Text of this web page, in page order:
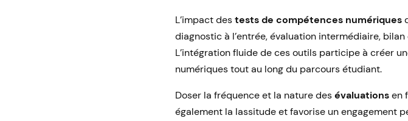
L’impact destests de compétences numériques
diagnostic à l’entrée, évaluation intermédiaire,
L’intégration fluide de ces outils participe à créer
numériques tout au long du parcours étudiant.
Doser la fréquence et la nature desévaluationsen
également la lassitude et favorise un engagement